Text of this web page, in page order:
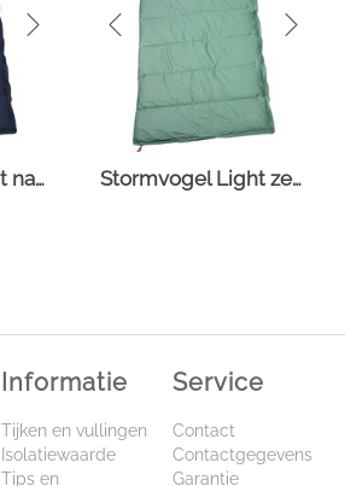
Stormvogel Light navy Stormvogel Light zeegroen
Informatie
Tijken en vullingen
Isolatiewaarde
Tips en
Service
Contact
Contactgegevens
Garantie